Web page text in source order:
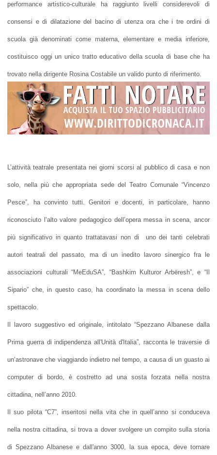
performance artistico-culturale ha raggiunto livelli considerevoli di
consensi e di dilatazione del bacino di utenza ora che i tre ordini di
scuola già denominati come materna, elementare e media inferiore,
costituisco oggi un unico tratto educativo della scuola di base che ha
trovato nella dirigente Rosina Costabile un valido punto di riferimento.
L’attività teatrale presentata nei giorni scorsi al pubblico di casa e non
solo, nella più che appropriata sede del Teatro Comunale “Vincenzo
Pesce”, ha convinto tutti. Genitori e docenti, in particolare, hanno
riconosciuto l’alto valore pedagogico dell’opera messa in scena, ancor
più significativo in quanto trattatavasi non di uno dei tanti celebrati
autori teatrali del passato, ma di un inedito lavoro sinergico fra le
associazioni culturali “MeEduSA”, “Bashkim Kulturor Arbëresh”, e “Il
Sipario” che, in questo caso, ha coordinato la messa in scena dello
spettacolo.
Il lavoro suggestivo ed originale, intitolato “Spezzano Albanese dalla
Prima guerra di indipendenza all'Unità d'Italia”, racconta le traversie di
un’astronave che viaggiando indietro nel tempo, a causa di un guasto ai
computer di bordo, è costretto ad una sosta forzata nella nostra
cittadina, nell’anno 2010.
Il suo pilota “C7”, inseritosi nella vita che in quell’anno si conduceva
nella nostra cittadina, si trova a dover svolgere un compito sulla storia
di Spezzano Albanese e dall'anno 3000, la sua epoca, deve tornare